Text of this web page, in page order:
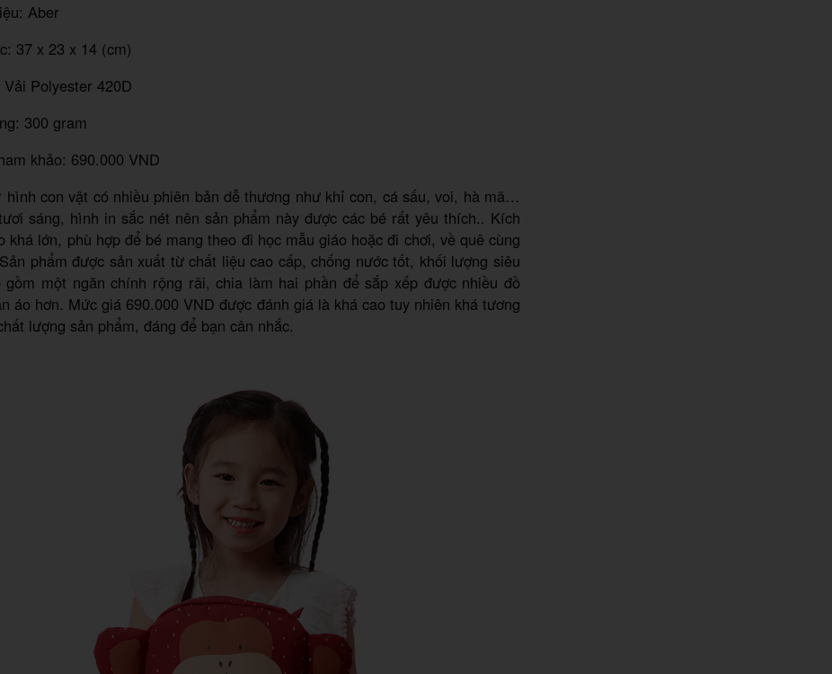
Aber
37 x 23 x 14 (cm)
Polyester 420D
300 gram
khảo: 690.000 VND
hình con vật có nhiều phiên bản dễ thương như khỉ con, cá sấu, voi, hà mã…
sáng, hình in sắc nét nên sản phẩm này được các bé rất yêu thích.. Kích
khá lớn, phù hợp để bé mang theo đi học mẫu giáo hoặc đi chơi, về quê cùng
phẩm được sản xuất từ chất liệu cao cấp, chống nước tốt, khối lượng siêu
gồm một ngăn chính rộng rãi, chia làm hai phần để sắp xếp được nhiều đồ
áo hơn. Mức giá 690.000 VND được đánh giá là khá cao tuy nhiên khá tương
lượng sản phẩm, đáng để bạn cân nhắc.